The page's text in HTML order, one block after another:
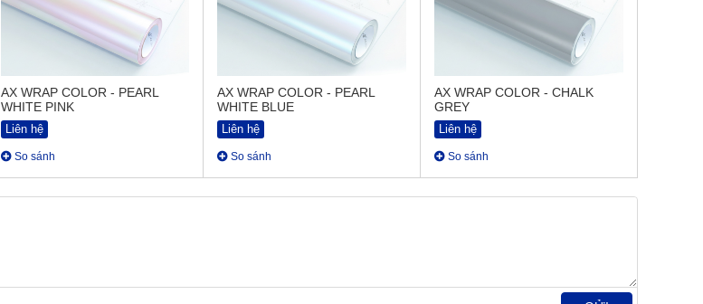
AX WRAP COLOR - PEARL
WHITE PINK
Liên hệ
So sánh
AX WRAP COLOR - PEARL
WHITE BLUE
Liên hệ
So sánh
AX WRAP COLOR - CHALK
GREY
Liên hệ
So sánh